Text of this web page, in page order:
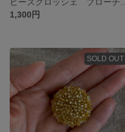
1,300円
SOLD OUT